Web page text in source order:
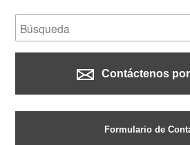
Contáctenos por
Formulario de